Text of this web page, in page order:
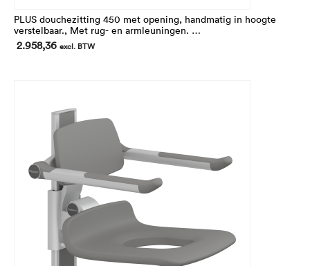
PLUS douchezitting 450 met opening, handmatig in hoogte
verstelbaar., Met rug- en armleuningen.
In hoogte 195 mm verstelbaar.
2.958,36 excl. BTW